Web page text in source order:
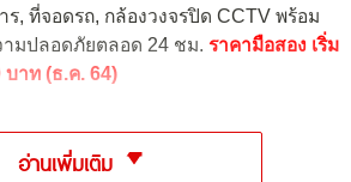
, ที่จอดรถ, กล้องวงจรปิด CCTV พร้อม
มปลอดภัยตลอด 24 ชม. ราคามือสอง เริ่ม
าท (ธ.ค. 64)
อ่านเพิ่มเติม